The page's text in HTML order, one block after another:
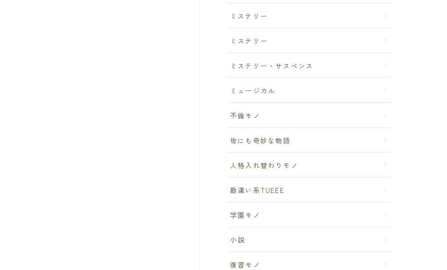
ミステリー
ミステリー
ミステリー・サスペンス
ミュージカル
不倫モノ
世にも奇妙な物語
人格入れ替わりモノ
勘違い系TUEEE
学園モノ
小説
復習モノ